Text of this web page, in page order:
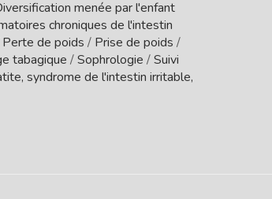
menée par l'enfant
chroniques de l'intestin
Perte de poids / Prise de poids /
tabagique /Sophrologie /Suivi
syndrome de l'intestin irritable,